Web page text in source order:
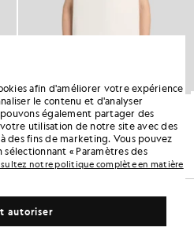
Polo en coton
VÊTEMENTS POUR ENFANTS
£40.00
+4
afin d'améliorer votre expérience
le contenu et d'analyser
également partager des
utilisation de notre site avec des
des fins de marketing. Vous pouvez
« Paramètres des
notre politique complète en matière
autoriser